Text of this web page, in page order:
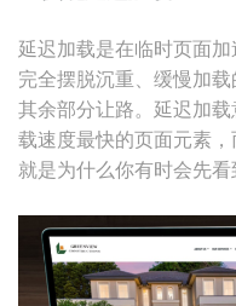
延迟加载是在临时页面
完全摆脱沉重、缓慢加
其余部分让路。延迟加
载速度最快的页面元素
就是为什么你有时会先看